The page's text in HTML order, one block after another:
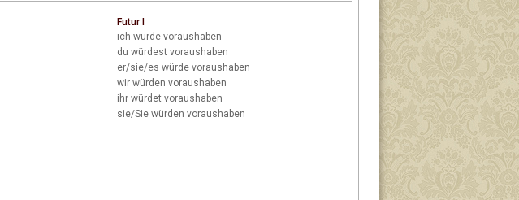
Futur I
ich würde voraushaben
du würdest voraushaben
er/sie/es würde voraushaben
wirwürden voraushaben
ihrwürdet voraushaben
sie/Siewürden voraushaben